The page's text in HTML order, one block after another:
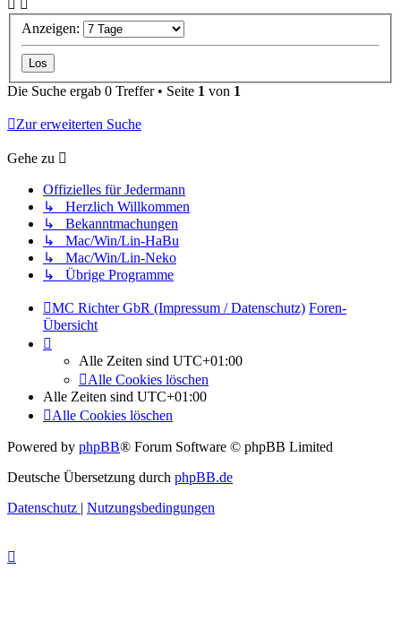
Anzeigen:
Die Suche ergab 0 Treffer • Seite 1 von 1
Zur erweiterten Suche
Gehe zu
Offizielles für Jedermann
↳ Herzlich Willkommen
↳ Bekanntmachungen
↳ Mac/Win/Lin-HaBu
↳ Mac/Win/Lin-Neko
↳ Übrige Programme
MC Richter GbR (Impressum / Datenschutz) Foren-
Übersicht
Alle Zeiten sind UTC+01:00
Alle Cookies löschen
Alle Zeiten sind UTC+01:00
Alle Cookies löschen
Powered by phpBB® Forum Software © phpBB Limited
Deutsche Übersetzung durch phpBB.de
Datenschutz | Nutzungsbedingungen